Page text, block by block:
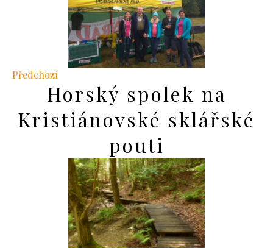
Předchozí
Horský spolek na
Kristiánovské sklářské
pouti